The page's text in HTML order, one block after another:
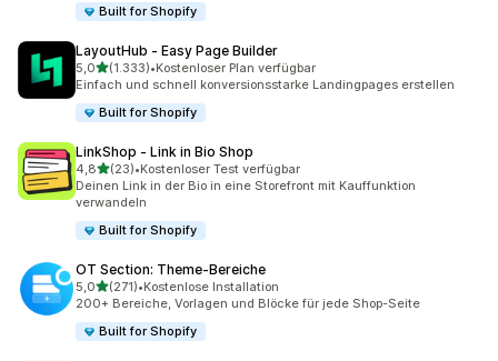
Built for Shopify
LayoutHub ‑ Easy Page Builder
5,0von 5 Sternen
(1.333)
1333 Rezensionen insgesamt
•Kostenloser Plan verfügbar
Einfach und schnell konversionsstarke Landingpages erstellen
Built for Shopify
LinkShop ‑ Link in Bio Shop
4,8von 5 Sternen
(23)
23 Rezensionen insgesamt
•Kostenloser Test verfügbar
Deinen Link in der Bio in eine Storefront mit Kauffunktion
verwandeln
Built for Shopify
OT Section: Theme‑Bereiche
5,0von 5 Sternen
(271)
271 Rezensionen insgesamt
•Kostenlose Installation
200+ Bereiche, Vorlagen und Blöcke für jede Shop-Seite
Built for Shopify